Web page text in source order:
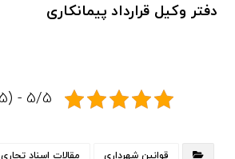
دفتر وکیل قرارداد پیمانکاری
5/5 - (15 امتیاز)
قوانین شهرداری مقالات اسناد تجاری